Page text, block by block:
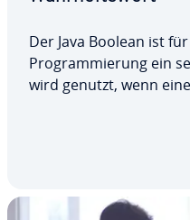
Der Java Boolean ist
Pro­gram­mie­rung ein
wird genutzt, wenn